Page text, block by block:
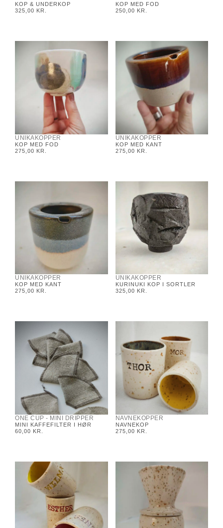
KOP & UNDERKOP
325,00 KR.
KOP MED FOD
250,00 KR.
UNIKAKOPPER
KOP MED FOD
275,00 KR.
UNIKAKOPPER
KOP MED KANT
275,00 KR.
UNIKAKOPPER
KOP MED KANT
275,00 KR.
UNIKAKOPPER
KURINUKI KOP I SORTLER
325,00 KR.
ONE CUP - MINI DRIPPER
MINI KAFFEFILTER I HØR
60,00 KR.
NAVNEKOPPER
NAVNEKOP
275,00 KR.